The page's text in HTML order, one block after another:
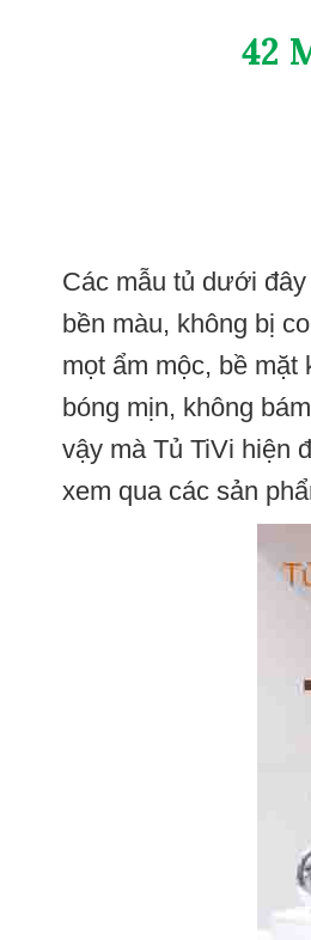
42
Các mẫu tủ dưới
bền màu, không bị
mọt ẩm mộc, bề
bóng mịn, không
vậy mà Tủ TiVi hiện
xem qua các sản